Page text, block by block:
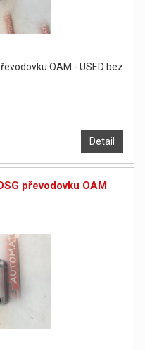
OAM - USED bez
Detail
převodovku OAM